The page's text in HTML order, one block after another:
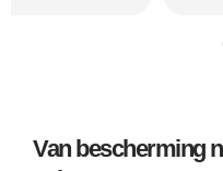
Van bescherming